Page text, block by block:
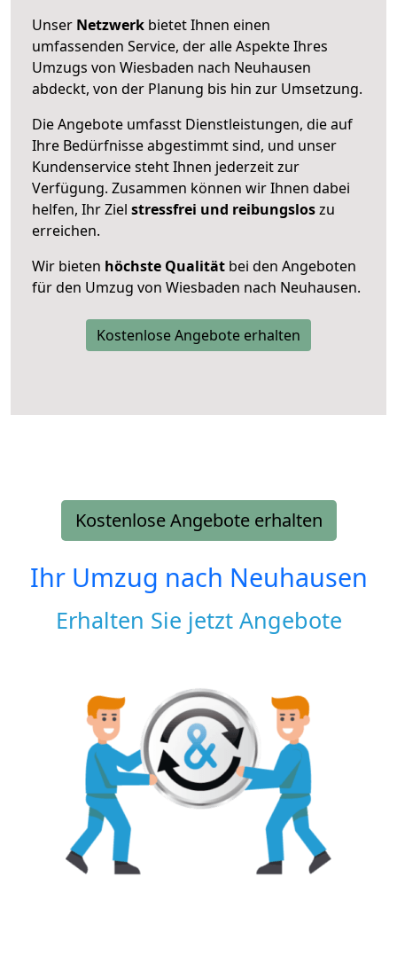
Unser Netzwerk bietet Ihnen einen
umfassenden Service, der alle Aspekte Ihres
Umzugs von Wiesbaden nach Neuhausen
abdeckt, von der Planung bis hin zur Umsetzung.
Die Angebote umfasst Dienstleistungen, die auf
Ihre Bedürfnisse abgestimmt sind, und unser
Kundenservice steht Ihnen jederzeit zur
Verfügung. Zusammen können wir Ihnen dabei
helfen, Ihr Ziel stressfrei und reibungsloszu
erreichen.
Wir bieten höchste Qualität bei den Angeboten
für den Umzug von Wiesbaden nach Neuhausen.
Kostenlose Angebote erhalten
Kostenlose Angebote erhalten
Ihr Umzug nach Neuhausen
Erhalten Sie jetzt Angebote